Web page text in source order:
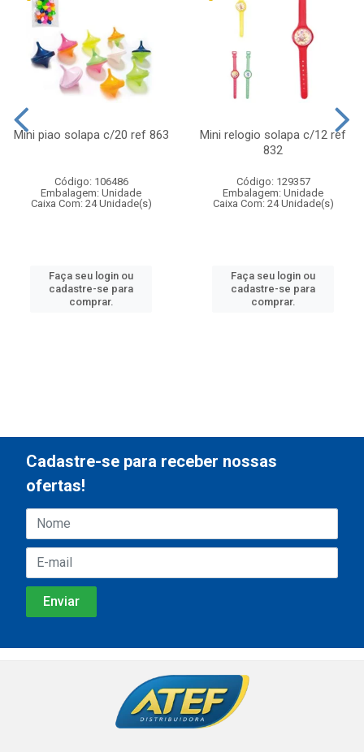
Mini piao solapa c/20 ref 863
Código: 106486
Embalagem: Unidade
Caixa Com: 24 Unidade(s)
Faça seu login ou
cadastre-se para
comprar.
Mini relogio solapa c/12 ref
832
Código: 129357
Embalagem: Unidade
Caixa Com: 24 Unidade(s)
Faça seu login ou
cadastre-se para
comprar.
Cadastre-se para receber nossas
ofertas!